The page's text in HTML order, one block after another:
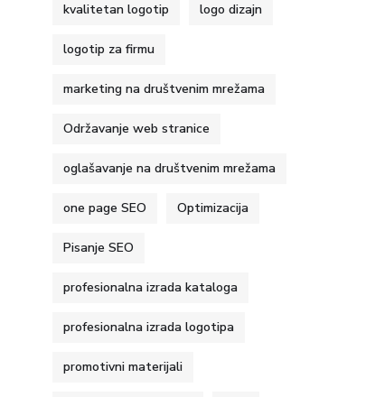
kvalitetan logotip logo dizajn
logotip za firmu
marketing na društvenim mrežama
Održavanje web stranice
oglašavanje na društvenim mrežama
one page SEO Optimizacija
Pisanje SEO
profesionalna izrada kataloga
profesionalna izrada logotipa
promotivni materijali